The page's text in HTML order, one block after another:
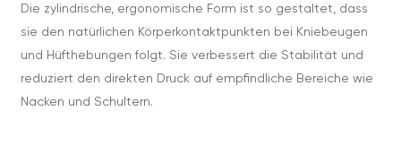
Die zylindrische, ergonomische Form ist so gestaltet, dass
sie den natürlichen Körperkontaktpunkten bei Kniebeugen
und Hüfthebungen folgt. Sie verbessert die Stabilität und
reduziert den direkten Druck auf empfindliche Bereiche wie
Nacken und Schultern.